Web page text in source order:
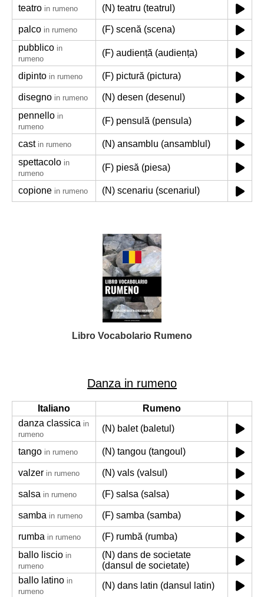
teatro in rumeno (N) teatru (teatrul)
palco in rumeno
(F) scenă (scena)
pubblico in
rumeno
(F) audiență (audiența)
dipinto in rumeno (F) pictură (pictura)
disegno in rumeno
(N) desen (desenul)
pennello in
rumeno
(F) pensulă (pensula)
cast in rumeno
(N) ansamblu (ansamblul)
spettacolo in
rumeno
(F) piesă (piesa)
copione in rumeno (N) scenariu (scenariul)
Libro Vocabolario Rumeno
Danza in rumeno
Italiano
Rumeno
danza classica in
rumeno
(N) balet (baletul)
tango in rumeno (N) tangou (tangoul)
valzer in rumeno (N) vals (valsul)
salsa in rumeno (F) salsa (salsa)
samba in rumeno (F) samba (samba)
rumba in rumeno
(F) rumbă (rumba)
ballo liscio in
rumeno
(N) dans de societate
(dansul de societate)
ballo latino in
rumeno
(N) dans latin (dansul latin)